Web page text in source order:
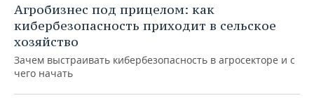
Агробизнес под прицелом: как
кибербезопасность приходит в сельское
хозяйство
Зачем выстраивать кибербезопасность в агросекторе и с
чего начать